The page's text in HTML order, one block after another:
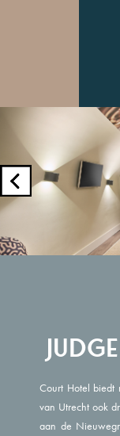
Court Hotel biedt
van Utrecht ook
aan de